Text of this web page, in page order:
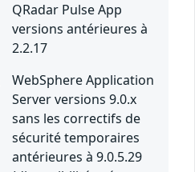
QRadar Pulse App
versions antérieures à
2.2.17
WebSphere Application
Server versions 9.0.x
sans les correctifs de
sécurité temporaires
antérieures à 9.0.5.29